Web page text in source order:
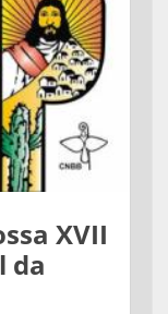
XVII
da